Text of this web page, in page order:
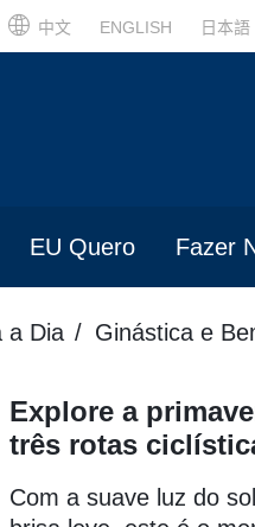
中文 ENGLISH 日本語
EU Quero Fazer
a Dia Ginástica e
Explore a
três rotas
Com a suave luz do